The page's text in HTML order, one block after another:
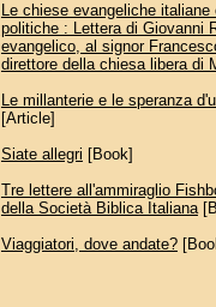
Le chiese evangeliche
politiche : Lettera di Giovanni
evangelico, al signor
direttore della chiesa libera di
Le millanterie e le speranza
[Article]
Siate allegri [Book]
Tre lettere all'ammiraglio
della Società Biblica Italiana
Viaggiatori, dove andate?